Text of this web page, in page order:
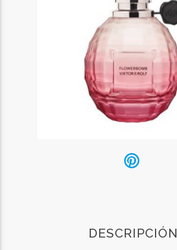
DESCRIPCIÓN